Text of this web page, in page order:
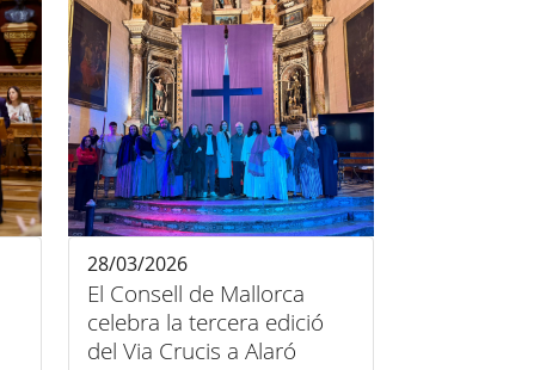
El Consell de Mallorca
celebra la tercera edició
del Via Crucis a Alaró
28/03/2026